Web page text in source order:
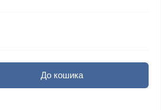
До кошика